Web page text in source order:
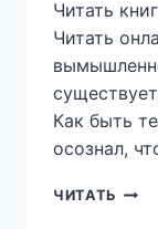
Читать
Читать
Как быть
осознал,
ЧИТАТЬ